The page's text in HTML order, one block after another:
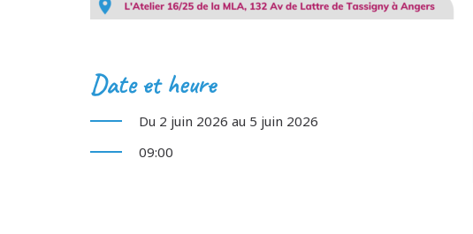
Date et heure
Du 2 juin 2026 au 5 juin 2026
09:00